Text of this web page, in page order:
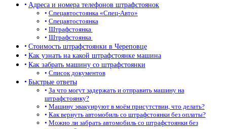
Адреса и номера телефонов штрафстоянок
Спецавтостоянка «Спец-Авто»
Спецавтостоянка
Штрафстоянка
Штрафстоянка
Стоимость штрафстоянки в Череповце
Как узнать на какой штрафстоянке машина
Как забрать машину со штрафстоянки
Список документов
Быстрые ответы
За что могут задержать и отправить машину на
штрафстоянку?
Машину эвакуируют в моём присутствии, что делать?
Как вернуть автомобиль со штрафстоянки без оплаты?
Можно ли забрать автомобиль со штрафстоянки без